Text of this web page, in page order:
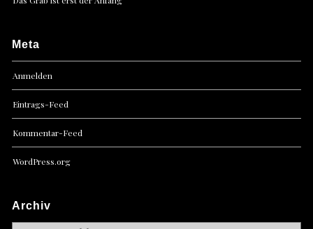
Meta
Anmelden
Eintrags-Feed
Kommentar-Feed
WordPress.org
Archiv